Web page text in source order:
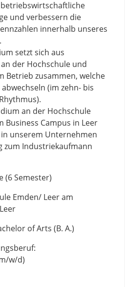
und verbessern die
innerhalb unseres
setzt sich aus
der Hochschule und
Betrieb zusammen, welche
(im zehn- bis
an der Hochschule
Business Campus in Leer
unserem Unternehmen
zum Industriekaufmann
(6 Semester)
Emden/ Leer am
of Arts (B. A.)
w/d)